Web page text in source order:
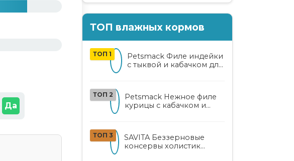
Да
ТОП влажных кормов
ТОП 1
Petsmack Филе индейки
с тыквой и кабачком для
ТОП 2
Petsmack Нежное филе
курицы с кабачком и
ТОП 3
SAVITA Беззерновые
консервы холистик